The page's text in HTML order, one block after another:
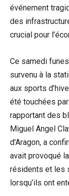
événement
des
crucial pour
Ce samedi
survenu à la
aux sports
été touchées
rapportant des
Miguel Angel
d’Aragon, a
avait provoqué
résidents et les
lorsqu’ils ont